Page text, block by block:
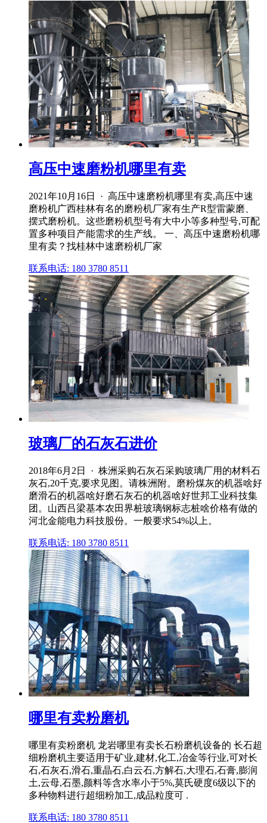
高压中速磨粉机哪里有卖
2021年10月16日 · 高压中速磨粉机哪里有卖,高压中速
磨粉机广西桂林有名的磨粉机厂家有生产R型雷蒙磨、
摆式磨粉机。这些磨粉机型号有大中小等多种型号,可配
置多种项目产能需求的生产线。 一、高压中速磨粉机哪
里有卖？找桂林中速磨粉机厂家
联系电话: 180 3780 8511
玻璃厂的石灰石进价
2018年6月2日 · 株洲采购石灰石采购玻璃厂用的材料石
灰石,20千克,要求见图。请株洲附。磨粉煤灰的机器啥好
磨滑石的机器啥好磨石灰石的机器啥好世邦工业科技集
团。山西吕梁基本农田界桩玻璃钢标志桩啥价格有做的
河北金能电力科技股份。一般要求54%以上。
联系电话: 180 3780 8511
哪里有卖粉磨机
哪里有卖粉磨机 龙岩哪里有卖长石粉磨机设备的 长石超
细粉磨机主要适用于矿业,建材,化工,冶金等行业,可对长
石,石灰石,滑石,重晶石,白云石,方解石,大理石,石膏,膨润
土,云母,石墨,颜料等含水率小于5%,莫氏硬度6级以下的
多种物料进行超细粉加工,成品粒度可 .
联系电话: 180 3780 8511